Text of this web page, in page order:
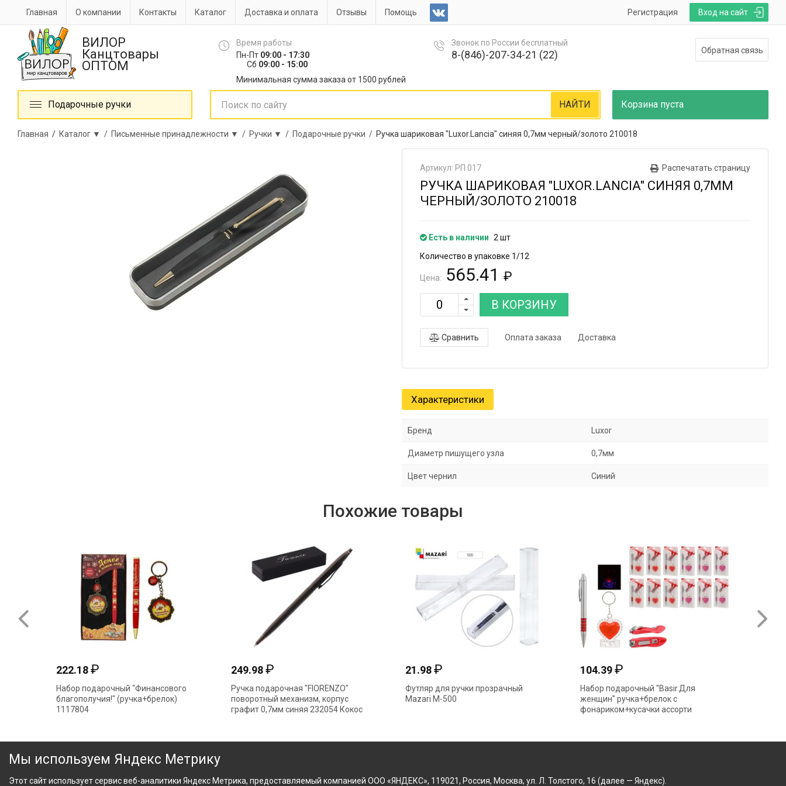
Вход на сайт
Регистрация
Главная О компании Контакты Каталог Доставка и оплата Отзывы Помощь
ВИЛОР
Канцтовары
ОПТОМ
Время работы
Пн-Пт 09:00 - 17:30
Сб 09:00 - 15:00
Минимальная сумма заказа от 1500 рублей
Звонок по России бесплатный
8-(846)-207-34-21 (22) Обратная связь
Подарочные ручки Корзина пуста
НАЙТИ
Главная / Каталог ▼ / Письменные принадлежности ▼ / Ручки ▼ / Подарочные ручки / Ручка шариковая "Luxor.Lancia" синяя 0,7мм черный/золото 210018
Распечатать страницу
Артикул: РП 017
РУЧКА ШАРИКОВАЯ "LUXOR.LANCIA" СИНЯЯ 0,7ММ
ЧЕРНЫЙ/ЗОЛОТО 210018
Есть в наличии 2 шт
Количество в упаковке 1/12
Цена: 565.41 ₽
В КОРЗИНУ
Сравнить Оплата заказа Доставка
Характеристики
Бренд Luxor
Диаметр пишущего узла 0,7мм
Цвет чернил Синий
Похожие товары
222.18₽
Набор подарочный "Финансового
благополучия!" (ручка+брелок)
1117804
249.98₽
Ручка подарочная "FIORENZO"
поворотный механизм, корпус
графит 0,7мм синяя 232054 Кокос
21.98₽
Футляр для ручки прозрачный
Mazari М-500
104.39₽
Набор подарочный "Basir.Для
женщин" ручка+брелок с
фонариком+кусачки ассорти
Мы используем Яндекс Метрику
Этот сайт использует сервис веб-аналитики Яндекс Метрика, предоставляемый компанией ООО «ЯНДЕКС», 119021, Россия, Москва, ул. Л. Толстого, 16 (далее — Яндекс).